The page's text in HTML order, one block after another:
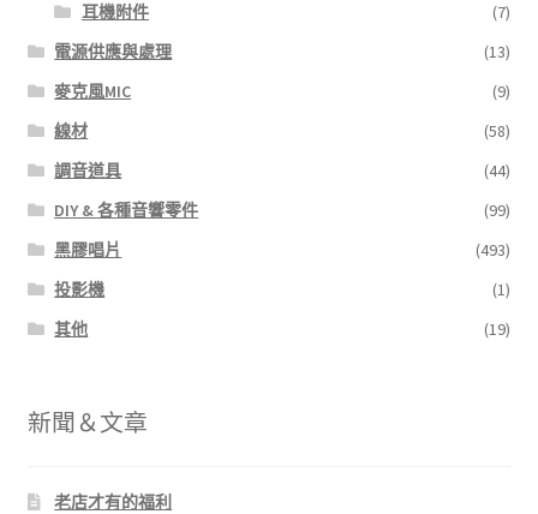
耳機附件
(7)
電源供應與處理
(13)
麥克風MIC
(9)
線材
(58)
調音道具
(44)
DIY & 各種音響零件
(99)
黑膠唱片
(493)
投影機
(1)
其他
(19)
新聞＆文章
老店才有的福利